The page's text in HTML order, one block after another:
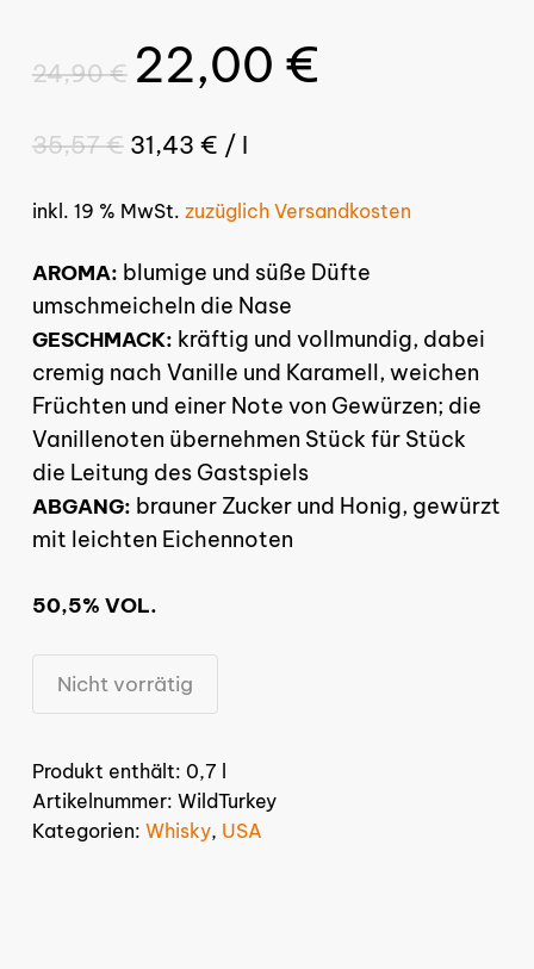
24,90€
Ursprünglicher
Preis
24,90 €
22,00 €
35,57€ 31,43 € / l
inkl. 19 % MwSt. zuzüglich Versandkosten
AROMA: blumige und süße Düfte
umschmeicheln die Nase
GESCHMACK: kräftig und vollmundig, dabei
cremig nach Vanille und Karamell, weichen
Früchten und einer Note von Gewürzen; die
Vanillenoten übernehmen Stück für Stück
die Leitung des Gastspiels
ABGANG: brauner Zucker und Honig, gewürzt
mit leichten Eichennoten
50,5% VOL.
Nicht vorrätig
Produkt enthält: 0,7 l
Artikelnummer: WildTurkey
Kategorien: Whisky, USA